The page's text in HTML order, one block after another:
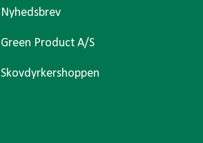
Nyhedsbrev
Green Product A/S
Skovdyrkershoppen